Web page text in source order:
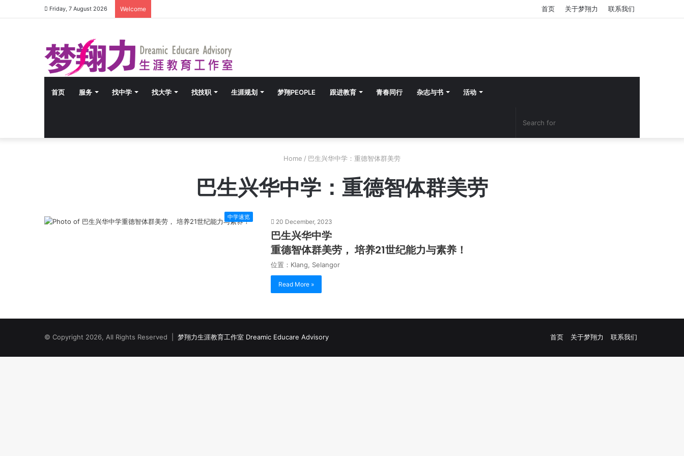
Friday, 7 August 2026 Welcome 首页 关于梦翔力 联系我们
首页 服务 找中学 找大学 找技职 生涯规划 梦翔PEOPLE 跟进教育 青春同行 杂志与书 活动
YouTube
Facebook
Home / 巴生兴华中学：重德智体群美劳
巴生兴华中学：重德智体群美劳
中学速览
20 December, 2023
巴生兴华中学
重德智体群美劳， 培养21世纪能力与素养！
位置：Klang, Selangor
Read More »
© Copyright 2026, All Rights Reserved | 梦翔力生涯教育工作室 Dreamic Educare Advisory 首页 关于梦翔力 联系我们
Facebook
YouTube